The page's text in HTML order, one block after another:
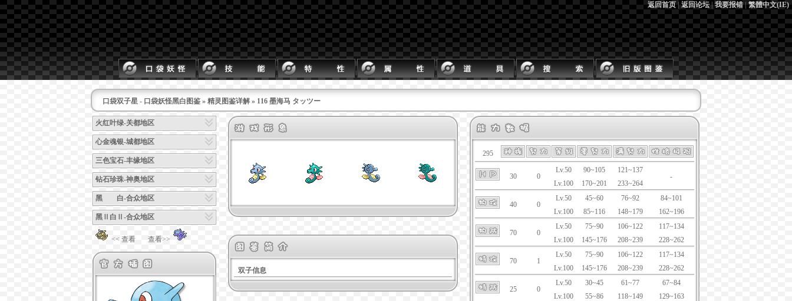
返回首页|返回论坛|我要报错|繁體中文(IE)
口袋双子星 - 口袋妖怪黑白图鉴 » 精灵图鉴详解 » 116 墨海马 タッツー
火红叶绿-关都地区
心金魂银-城都地区
三色宝石-丰缘地区
钻石珍珠-神奥地区
黑 白-合众地区
黑Ⅱ白Ⅱ-合众地区
<< 查看 查看>>
双子信息
295
30 0
Lv.50
Lv.100
90~105
170~201
121~137
233~264
-
40 0
Lv.50
Lv.100
45~60
85~116
76~92
148~179
84~101
162~196
70 0
Lv.50
Lv.100
75~90
145~176
106~122
208~239
117~134
228~262
70 1
Lv.50
Lv.100
75~90
145~176
106~122
208~239
117~134
228~262
25 0
Lv.50
Lv.100
30~45
55~86
61~77
118~149
67~84
129~163